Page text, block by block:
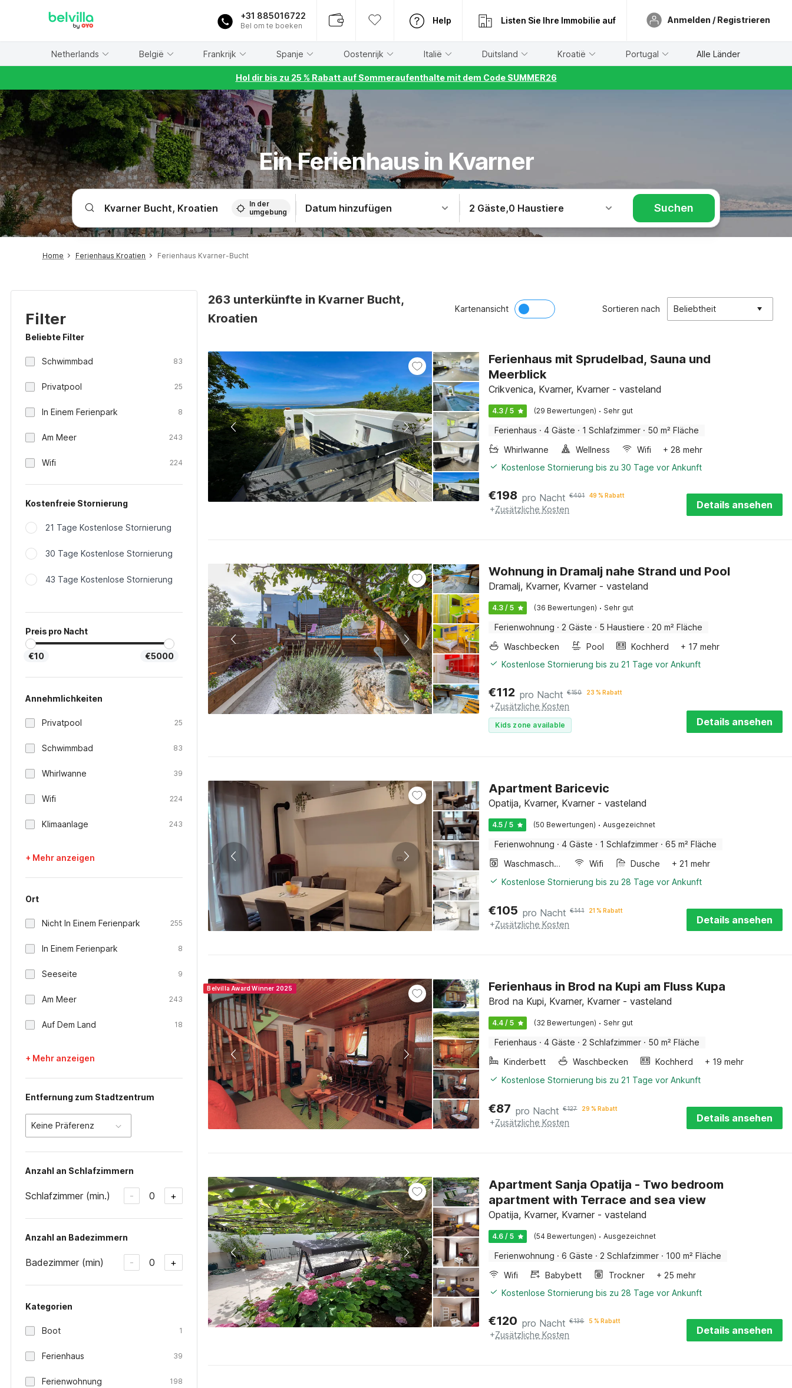
+31 885016722
Bel om te boeken
Help Listen Sie Ihre Immobilie auf Anmelden / Registrieren
Netherlands België Frankrijk Spanje Oostenrijk Italië Duitsland Kroatië Portugal Alle Länder
Hol dir bis zu 25 % Rabatt auf Sommeraufenthalte mit dem Code SUMMER26
Ein Ferienhaus in Kvarner
In der
umgebung
Datum hinzufügen 2 Gäste,0 Haustiere Suchen
Home Ferienhaus Kroatien Ferienhaus Kvarner-Bucht
Filter
Beliebte Filter
Schwimmbad 83
Privatpool 25
In Einem Ferienpark 8
Am Meer 243
Wifi 224
Kostenfreie Stornierung
21 Tage Kostenlose Stornierung
30 Tage Kostenlose Stornierung
43 Tage Kostenlose Stornierung
Preis pro Nacht
€10 €5000
Annehmlichkeiten
Privatpool 25
Schwimmbad 83
Whirlwanne 39
Wifi 224
Klimaanlage 243
+ Mehr anzeigen
Ort
Nicht In Einem Ferienpark 255
In Einem Ferienpark 8
Seeseite 9
Am Meer 243
Auf Dem Land 18
+ Mehr anzeigen
Entfernung zum Stadtzentrum
Keine Präferenz
Anzahl an Schlafzimmern
Schlafzimmer (min.) - 0 +
Anzahl an Badezimmern
Badezimmer (min) - 0 +
Kategorien
Boot 1
Ferienhaus 39
Ferienwohnung 198
263 unterkünfte in Kvarner Bucht,
Kroatien
Kartenansicht Sortieren nach Beliebtheit
Ferienhaus mit Sprudelbad, Sauna und
Meerblick
Crikvenica, Kvarner, Kvarner - vasteland
4.3 / 5 (29 Bewertungen) · Sehr gut
Ferienhaus · 4 Gäste · 1 Schlafzimmer · 50 m² Fläche
Whirlwanne
Wellness Wifi
+ 28 mehr
Kostenlose Stornierung bis zu 30 Tage vor Ankunft
€198 pro Nacht €401 49 % Rabatt
+Zusätzliche Kosten Details ansehen
Wohnung in Dramalj nahe Strand und Pool
Dramalj, Kvarner, Kvarner - vasteland
4.3 / 5 (36 Bewertungen) · Sehr gut
Ferienwohnung · 2 Gäste · 5 Haustiere · 20 m² Fläche
Waschbecken
Pool Kochherd
+ 17 mehr
Kostenlose Stornierung bis zu 21 Tage vor Ankunft
€112 pro Nacht €150 23 % Rabatt
+Zusätzliche Kosten
Kids zone available Details ansehen
Apartment Baricevic
Opatija, Kvarner, Kvarner - vasteland
4.5 / 5 (50 Bewertungen) · Ausgezeichnet
Ferienwohnung · 4 Gäste · 1 Schlafzimmer · 65 m² Fläche
Waschmaschine
Wifi Dusche
+ 21 mehr
Kostenlose Stornierung bis zu 28 Tage vor Ankunft
€105 pro Nacht €141 21 % Rabatt
+Zusätzliche Kosten Details ansehen
Belvilla Award Winner 2025 Ferienhaus in Brod na Kupi am Fluss Kupa
Brod na Kupi, Kvarner, Kvarner - vasteland
4.4 / 5 (32 Bewertungen) · Sehr gut
Ferienhaus · 4 Gäste · 2 Schlafzimmer · 50 m² Fläche
Kinderbett
Waschbecken Kochherd
+ 19 mehr
Kostenlose Stornierung bis zu 21 Tage vor Ankunft
€87 pro Nacht €127 29 % Rabatt
+Zusätzliche Kosten Details ansehen
Apartment Sanja Opatija - Two bedroom
apartment with Terrace and sea view
Opatija, Kvarner, Kvarner - vasteland
4.6 / 5 (54 Bewertungen) · Ausgezeichnet
Ferienwohnung · 6 Gäste · 2 Schlafzimmer · 100 m² Fläche
Wifi
Babybett Trockner
+ 25 mehr
Kostenlose Stornierung bis zu 28 Tage vor Ankunft
€120 pro Nacht €136 5 % Rabatt
+Zusätzliche Kosten Details ansehen